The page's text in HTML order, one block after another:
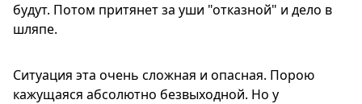
будут. Потом притянет за уши "отказной" и дело в
шляпе.
Ситуация эта очень сложная и опасная. Порою
кажущаяся абсолютно безвыходной. Но у